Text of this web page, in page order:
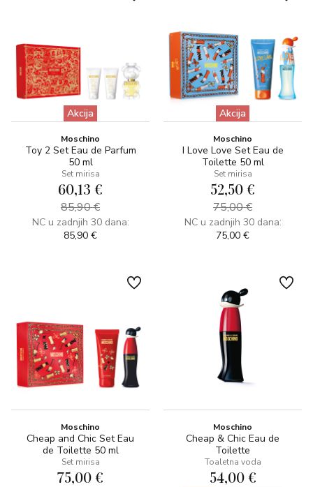
Akcija
Moschino
Toy 2 Set Eau de Parfum
50 ml
Set mirisa
60,13 €
85,90 €
NC u zadnjih 30 dana:
85,90 €
Akcija
Moschino
I Love Love Set Eau de
Toilette 50 ml
Set mirisa
52,50 €
75,00 €
NC u zadnjih 30 dana:
75,00 €
Moschino
Cheap and Chic Set Eau
de Toilette 50 ml
Set mirisa
75,00 €
Moschino
Cheap & Chic Eau de
Toilette
Toaletna voda
54,00 €